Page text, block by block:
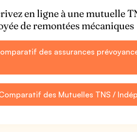
en ligne à une mutuelle
de remontées mécaniques
des assurances
des Mutuelles TNS /